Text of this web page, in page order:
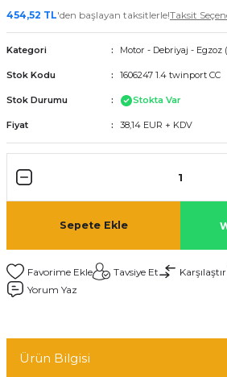
454,52 TL'den başlayan taksitlerle!Taksit
Kategori Motor - Debriyaj - Egzoz
Stok Kodu 1606247 1.4 twinport CC
Stok Durumu Stokta Var
Fiyat 38,14 EUR + KDV
Sepete Ekle
Tavsiye Et Karşılaştır
Yorum Yaz
Ürün Bilgisi